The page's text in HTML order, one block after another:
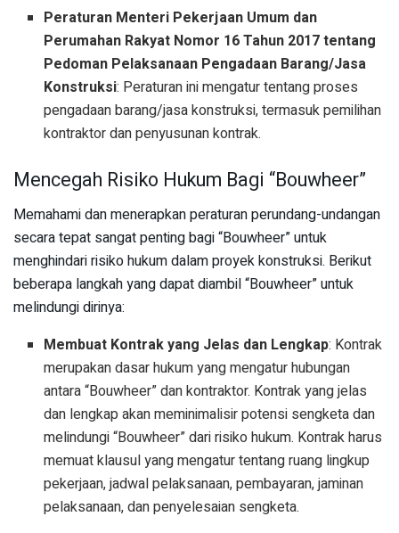
Peraturan Menteri Pekerjaan Umum dan
Perumahan Rakyat Nomor 16 Tahun 2017 tentang
Pedoman Pelaksanaan Pengadaan Barang/Jasa
Konstruksi: Peraturan ini mengatur tentang proses
pengadaan barang/jasa konstruksi, termasuk pemilihan
kontraktor dan penyusunan kontrak.
Mencegah Risiko Hukum Bagi “Bouwheer”
Memahami dan menerapkan peraturan perundang-undangan
secara tepat sangat penting bagi “Bouwheer” untuk
menghindari risiko hukum dalam proyek konstruksi. Berikut
beberapa langkah yang dapat diambil “Bouwheer” untuk
melindungi dirinya:
Membuat Kontrak yang Jelas dan Lengkap: Kontrak
merupakan dasar hukum yang mengatur hubungan
antara “Bouwheer” dan kontraktor. Kontrak yang jelas
dan lengkap akan meminimalisir potensi sengketa dan
melindungi “Bouwheer” dari risiko hukum. Kontrak harus
memuat klausul yang mengatur tentang ruang lingkup
pekerjaan, jadwal pelaksanaan, pembayaran, jaminan
pelaksanaan, dan penyelesaian sengketa.